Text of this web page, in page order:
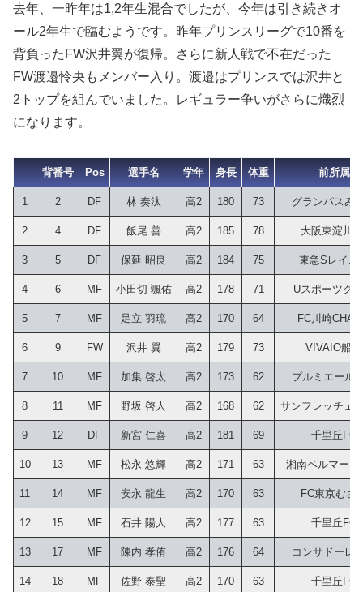
去年、一昨年は1,2年生混合でしたが、今年は引き続きオ
ール2年生で臨むようです。昨年プリンスリーグで10番を
背負ったFW沢井翼が復帰。さらに新人戦で不在だった
FW渡邉怜央もメンバー入り。渡邉はプリンスでは沢井と
2トップを組んでいました。レギュラー争いがさらに熾烈
になります。
背番号 Pos 選手名 学年 身長 体重 前所属
1 2 DF 林 奏汰 高2 180 73 グランパスみ
2 4 DF 飯尾 善 高2 185 78 大阪東淀川
3 5 DF 保延 昭良 高2 184 75 東急Sレイエ
4 6 MF 小田切 颯佑 高2 178 71 Uスポーツク
5 7 MF 足立 羽琉 高2 170 64 FC川崎
6 9 FW 沢井 翼 高2 179 73 VIVAIO船橋
7 10 MF 加集 啓太 高2 173 62 プルミエール
8 11 MF 野坂 啓人 高2 168 62 サンフレッチェ
9 12 DF 新宮 仁喜 高2 181 69 千里丘FC
10 13 MF 松永 悠輝 高2 171 63 湘南ベルマーレ
11 14 MF 安永 龍生 高2 170 63 FC東京むさ
12 15 MF 石井 陽人 高2 177 63 千里丘FC
13 17 MF 陳内 孝侑 高2 176 64 コンサドーレ
14 18 MF 佐野 泰聖 高2 170 63 千里丘FC